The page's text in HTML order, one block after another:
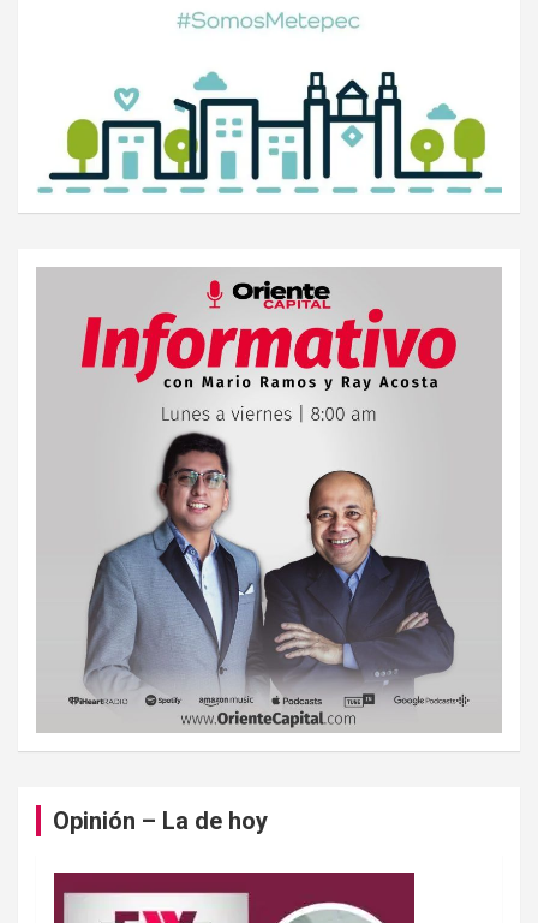
Opinión – La de hoy